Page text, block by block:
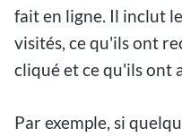
fait en ligne. Il inclut
visités, ce qu'ils ont
cliqué et ce qu'ils ont
Par exemple, si